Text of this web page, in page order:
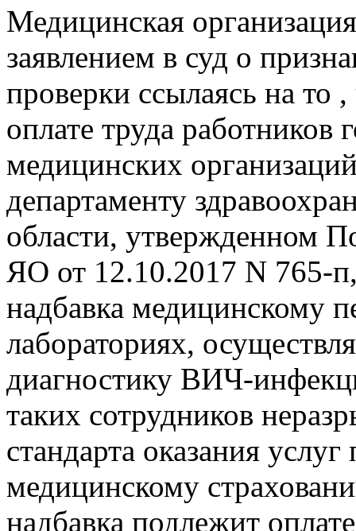
Медицинская
заявлением в суд о
проверки ссылаясь на то
оплате труда работников
медицинских
департаменту
области, утвержденном
ЯО от 12.10.2017 N 765-
надбавка медицинскому
лабораториях,
диагностику ВИЧ-
таких сотрудников
стандарта оказания
медицинскому
надбавка подлежит